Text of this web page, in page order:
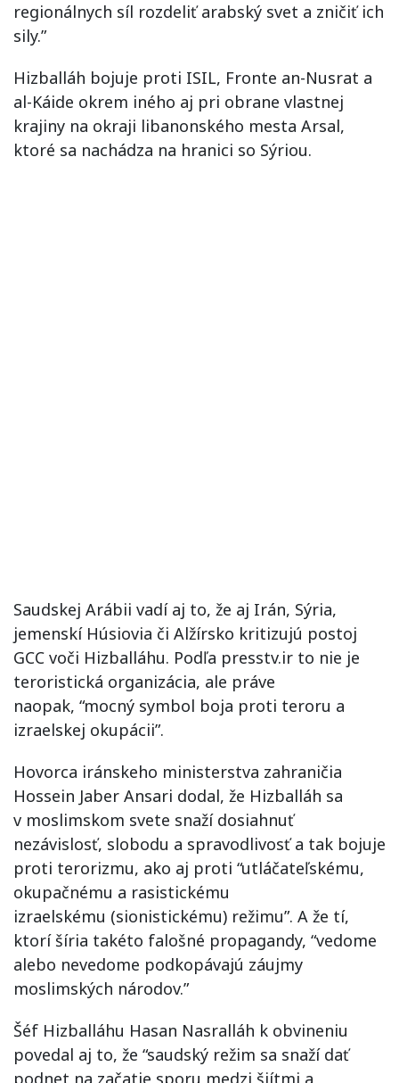
regionálnych síl rozdeliť arabský svet a zničiť ich
sily.”
Hizballáh bojuje proti ISIL, Fronte an-Nusrat a
al-Káide okrem iného aj pri obrane vlastnej
krajiny na okraji libanonského mesta Arsal,
ktoré sa nachádza na hranici so Sýriou.
Saudskej Arábii vadí aj to, že aj Irán, Sýria,
jemenskí Húsiovia či Alžírsko kritizujú postoj
GCC voči Hizballáhu. Podľa presstv.ir to nie je
teroristická organizácia, ale práve
naopak, “mocný symbol boja proti teroru a
izraelskej okupácii”.
Hovorca iránskeho ministerstva zahraničia
Hossein Jaber Ansari dodal, že Hizballáh sa
v moslimskom svete snaží dosiahnuť
nezávislosť, slobodu a spravodlivosť a tak bojuje
proti terorizmu, ako aj proti “utláčateľskému,
okupačnému a rasistickému
izraelskému (sionistickému) režimu”. A že tí,
ktorí šíria takéto falošné propagandy, “vedome
alebo nevedome podkopávajú záujmy
moslimských národov.”
Šéf Hizballáhu Hasan Nasralláh k obvineniu
povedal aj to, že “saudský režim sa snaží dať
podnet na začatie sporu medzi šiítmi a